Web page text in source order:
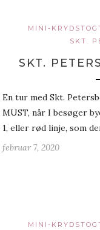
MINI-
SKT.
SKT.
En tur med Skt.
MUST, når I besøger
1, eller rød linje, som
februar 7, 2020
MINI-